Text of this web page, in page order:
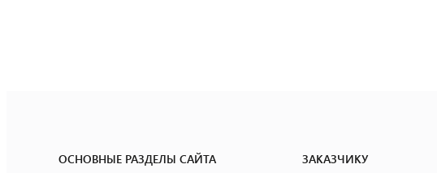
ОСНОВНЫЕ РАЗДЕЛЫ САЙТА
ЗАКАЗЧИКУ